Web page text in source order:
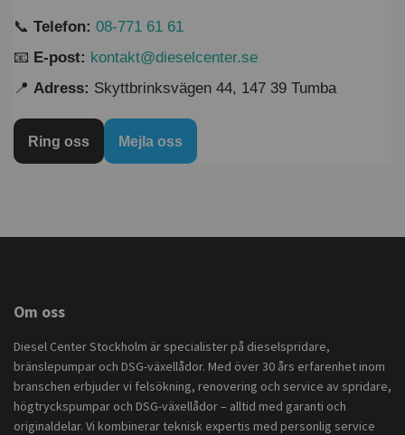
📞 Telefon: 08-771 61 61
📧 E-post: kontakt@dieselcenter.se
📍 Adress: Skyttbrinksvägen 44, 147 39 Tumba
Ring oss Mejla oss
Om oss
Diesel Center Stockholm är specialister på dieselspridare,
bränslepumpar och DSG-växellådor. Med över 30 års erfarenhet inom
branschen erbjuder vi felsökning, renovering och service av spridare,
högtryckspumpar och DSG-växellådor – alltid med garanti och
originaldelar. Vi kombinerar teknisk expertis med personlig service